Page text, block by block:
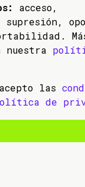
acceso,
nuestra
las
de